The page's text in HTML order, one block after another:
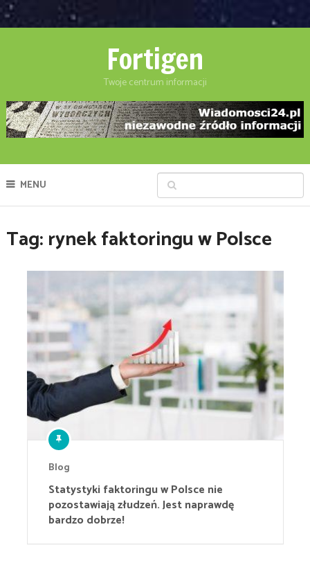
Fortigen
Twoje centrum informacji
MENU
Tag:rynek faktoringu w Polsce
Blog
Statystyki faktoringu w Polsce nie
pozostawiają złudzeń. Jest naprawdę
bardzo dobrze!